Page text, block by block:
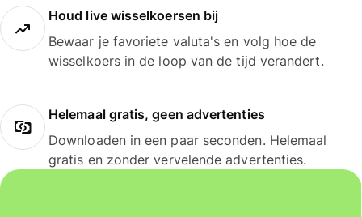
Houd live wisselkoersen bij
Bewaar je favoriete valuta's en volg hoe de
wisselkoers in de loop van de tijd verandert.
Helemaal gratis, geen advertenties
Downloaden in een paar seconden. Helemaal
gratis en zonder vervelende advertenties.